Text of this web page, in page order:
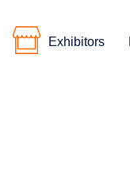
Exhibitors